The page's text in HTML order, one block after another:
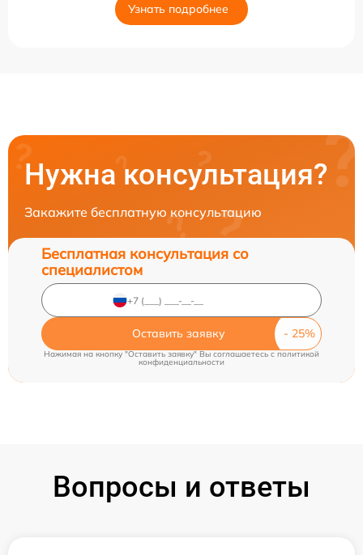
Узнать подробнее
Нужна консультация?
Закажите бесплатную консультацию
Бесплатная консультация со
специалистом
Оставить заявку
Нажимая на кнопку "Оставить заявку" Вы соглашаетесь cполитикой
конфиденциальности
Вопросы и ответы